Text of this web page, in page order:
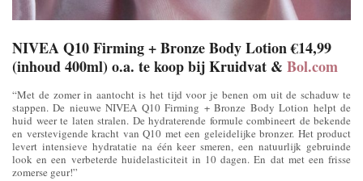
NIVEA Q10 Firming + Bronze Body Lotion €14,99
(inhoud 400ml) o.a. te koop bij Kruidvat & Bol.com
“Met de zomer in aantocht is het tijd voor je benen om uit de schaduw te
stappen. De nieuwe NIVEA Q10 Firming + Bronze Body Lotion helpt de
huid weer te laten stralen. De hydraterende formule combineert de bekende
en verstevigende kracht van Q10 met een geleidelijke bronzer. Het product
levert intensieve hydratatie na één keer smeren, een natuurlijk gebruinde
look en een verbeterde huidelasticiteit in 10 dagen. En dat met een frisse
zomerse geur!”